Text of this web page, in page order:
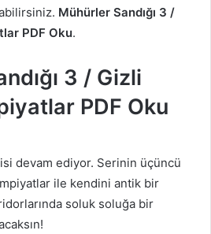
Mühürler Sandığı 3 /
PDF Oku.
3 / Gizli
PDF Oku
devam ediyor. Serinin üçüncü
ile kendini antik bir
soluk soluğa bir